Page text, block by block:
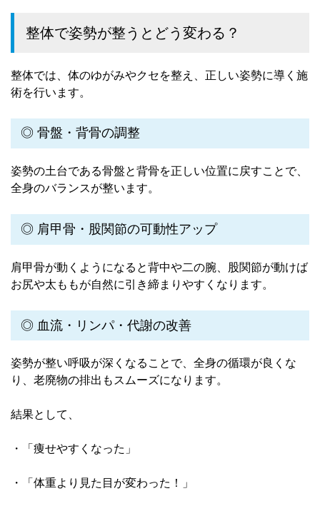
整体で姿勢が整うとどう変わる？
整体では、体のゆがみやクセを整え、正しい姿勢に導く施
術を行います。
◎ 骨盤・背骨の調整
姿勢の土台である骨盤と背骨を正しい位置に戻すことで、
全身のバランスが整います。
◎ 肩甲骨・股関節の可動性アップ
肩甲骨が動くようになると背中や二の腕、股関節が動けば
お尻や太ももが自然に引き締まりやすくなります。
◎ 血流・リンパ・代謝の改善
姿勢が整い呼吸が深くなることで、全身の循環が良くな
り、老廃物の排出もスムーズになります。
結果として、
・「痩せやすくなった」
・「体重より見た目が変わった！」